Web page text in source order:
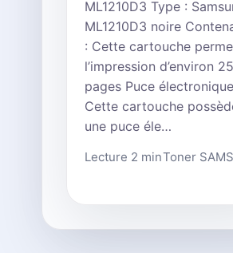
ML1210D3 Type :
ML1210D3 noire
: Cette cartouche
l’impression d’environ
pages Puce
Cette cartouche
une puce éle…
Lecture 2 minToner